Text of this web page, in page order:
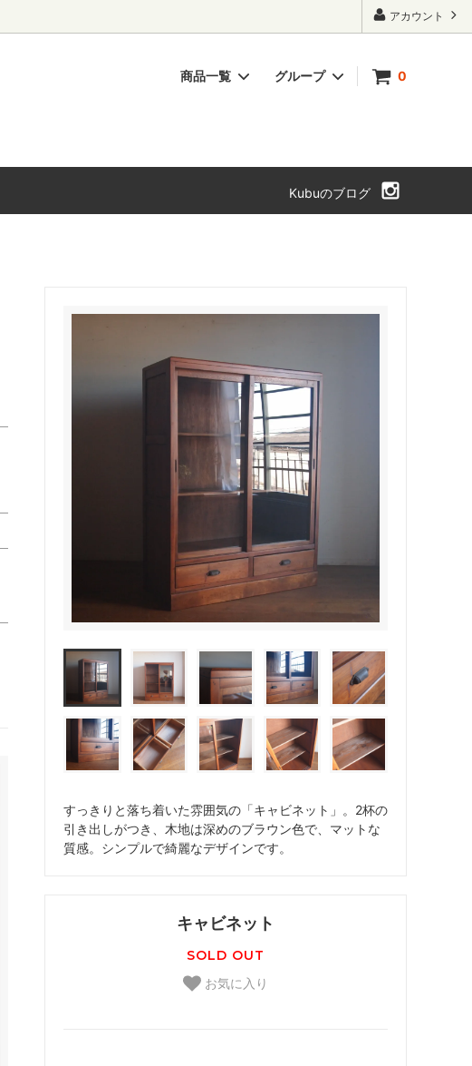
アカウント
0
商品一覧 グループ
Kubuのブログ
すっきりと落ち着いた雰囲気の「キャビネット」。2杯の
引き出しがつき、木地は深めのブラウン色で、マットな
質感。シンプルで綺麗なデザインです。
キャビネット
SOLD OUT
お気に入り